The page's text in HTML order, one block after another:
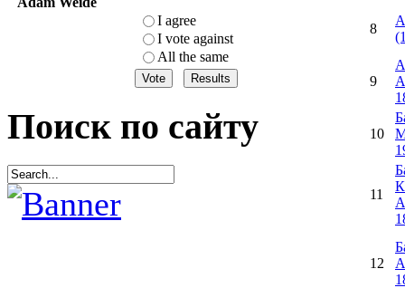
I agree
I vote against
All the same
Поиск по сайту
8
9
10
11
12